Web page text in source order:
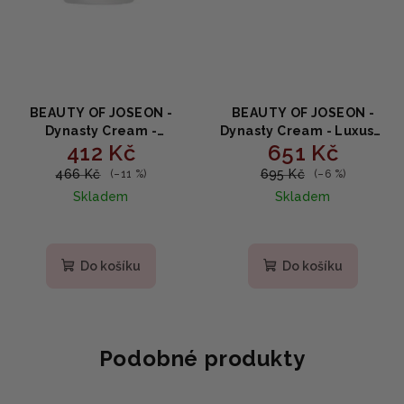
BEAUTY OF JOSEON -
Dynasty Cream -
Hydratační krém na
obličej 50ml
412 Kč
466 Kč (–11 %)
Skladem
produktu
hvězdiček.
Do košíku
BEAUTY OF JOSEON -
Dynasty Cream - Luxusní
výživný krém s
ženšenem,
niacinamidem a
ceramidy 100ml
651 Kč
695 Kč (–6 %)
Skladem
Do košíku
Podobné produkty